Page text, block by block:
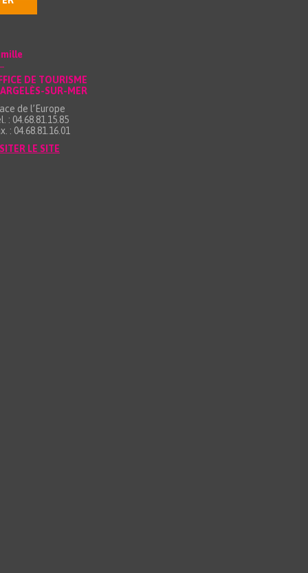
DE TOURISME
SUR-MER
de l’Europe
: 04.68.81.15.85
: 04.68.81.16.01
LE SITE